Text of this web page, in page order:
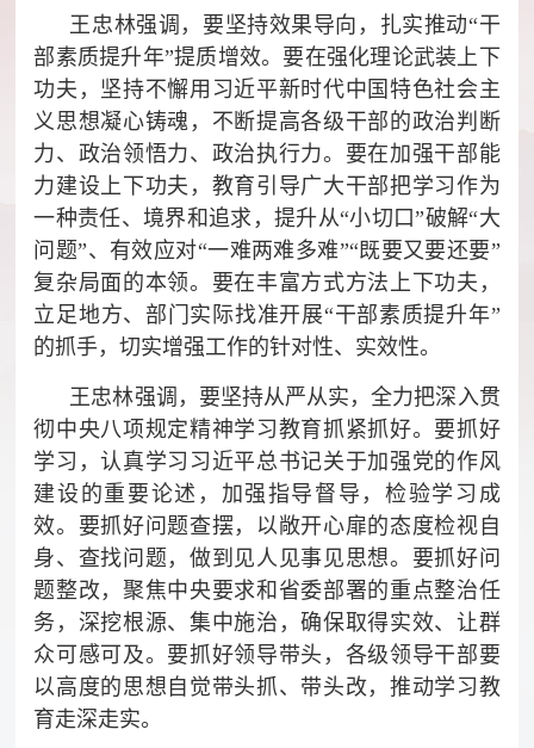
王忠林强调，要坚持效果导向，扎实推动“干
部素质提升年”提质增效。要在强化理论武装上下
功夫，坚持不懈用习近平新时代中国特色社会主
义思想凝心铸魂，不断提高各级干部的政治判断
力、政治领悟力、政治执行力。要在加强干部能
力建设上下功夫，教育引导广大干部把学习作为
一种责任、境界和追求，提升从“小切口”破解“大
问题”、有效应对“一难两难多难”“既要又要还要”
复杂局面的本领。要在丰富方式方法上下功夫，
立足地方、部门实际找准开展“干部素质提升年”
的抓手，切实增强工作的针对性、实效性。
王忠林强调，要坚持从严从实，全力把深入贯
彻中央八项规定精神学习教育抓紧抓好。要抓好
学习，认真学习习近平总书记关于加强党的作风
建设的重要论述，加强指导督导，检验学习成
效。要抓好问题查摆，以敞开心扉的态度检视自
身、查找问题，做到见人见事见思想。要抓好问
题整改，聚焦中央要求和省委部署的重点整治任
务，深挖根源、集中施治，确保取得实效、让群
众可感可及。要抓好领导带头，各级领导干部要
以高度的思想自觉带头抓、带头改，推动学习教
育走深走实。